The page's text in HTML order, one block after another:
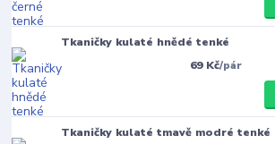
Tkaničky kulaté hnědé tenké
69 Kč/pár
Tkaničky kulaté tmavě modré tenké